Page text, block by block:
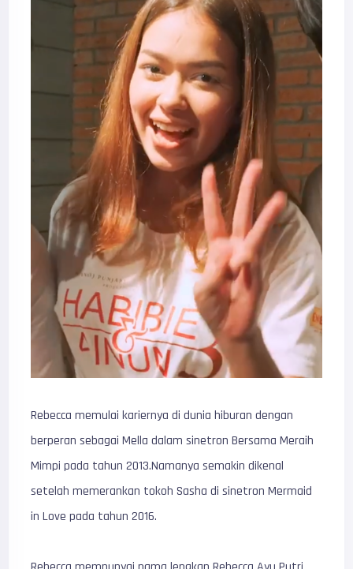
Rebecca memulai kariernya di dunia hiburan dengan
berperan sebagai Mella dalam sinetron Bersama Meraih
Mimpi pada tahun 2013.Namanya semakin dikenal
setelah memerankan tokoh Sasha di sinetron Mermaid
in Love pada tahun 2016.